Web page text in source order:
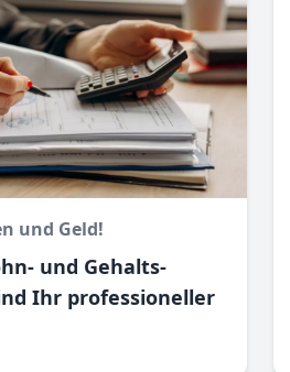
und Geld!
und Gehalts­
Ihr professioneller